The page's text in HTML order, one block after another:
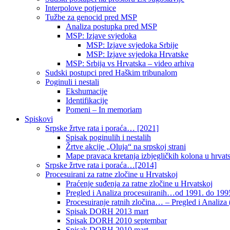
Interpolove potjernice
Tužbe za genocid pred MSP
Analiza postupka pred MSP
MSP: Izjave svjedoka
MSP: Izjave svjedoka Srbije
MSP: Izjave svjedoka Hrvatske
MSP: Srbija vs Hrvatska – video arhiva
Sudski postupci pred Haškim tribunalom
Poginuli i nestali
Ekshumacije
Identifikacije
Pomeni – In memoriam
Spiskovi
Srpske žrtve rata i poraća… [2021]
Spisak poginulih i nestalih
Žrtve akcije „Oluja“ na srpskoj strani
Mape pravaca kretanja izbjegličkih kolona u
Srpske žrtve rata i poraća…[2014]
Procesuirani za ratne zločine u Hrvatskoj
Praćenje suđenja za ratne zločine u Hrvatskoj
Pregled i Analiza procesuiranih…od 1991. do
Procesuiranje ratnih zločina… – Pregled i Analiza
Spisak DORH 2013 mart
Spisak DORH 2010 septembar